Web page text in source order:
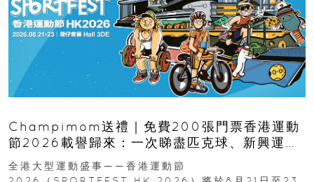
Champimom送禮｜免費200張門票香港運動
節2026載譽歸來：一次睇盡匹克球、新興運
動、街舞比賽＋逾百運動品牌展覽
全港大型運動盛事——香港運動節